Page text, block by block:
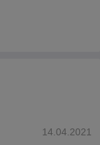
14.04.2021